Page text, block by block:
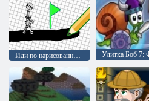
Иди по нарисованному